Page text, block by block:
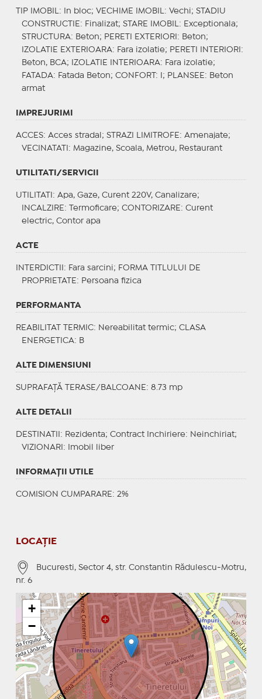
TIP IMOBIL : In bloc; VECHIME IMOBIL : Vechi; STADIU
CONSTRUCTIE : Finalizat; STARE IMOBIL : Exceptionala;
STRUCTURA: Beton; PERETI EXTERIORI : Beton;
IZOLATIE EXTERIOARA: Fara izolatie; PERETI INTERIORI :
Beton, BCA;
IZOLATIE INTERIOARA: Fara izolatie;
FATADA: Fatada Beton; CONFORT : I; PLANSEE : Beton
armat
IMPREJURIMI
ACCES: Acces stradal; STRAZI LIMITROFE : Amenajate;
VECINATATI : Magazine, Scoala, Metrou, Restaurant
UTILITATI/SERVICII
UTILITATI : Apa, Gaze, Curent 220V, Canalizare;
INCALZIRE : Termoficare; CONTORIZARE : Curent
electric, Contor apa
ACTE
INTERDICTII : Fara sarcini; FORMA TITLULUI DE
PROPRIETATE : Persoana fizica
PERFORMANTA
REABILITAT TERMIC: Nereabilitat termic; CLASA
ENERGETICA: B
ALTE DIMENSIUNI
SUPRAFAȚĂ TERASE/BALCOANE: 8.73 mp
ALTE DETALII
DESTINATII : Rezidenta; Contract Inchiriere: Neinchiriat;
VIZIONARI : Imobil liber
INFORMAŢII UTILE
COMISION CUMPARARE: 2%
LOCAȚIE
Bucuresti, Sector 4, str. Constantin Rădulescu-Motru,
nr. 6
+
−